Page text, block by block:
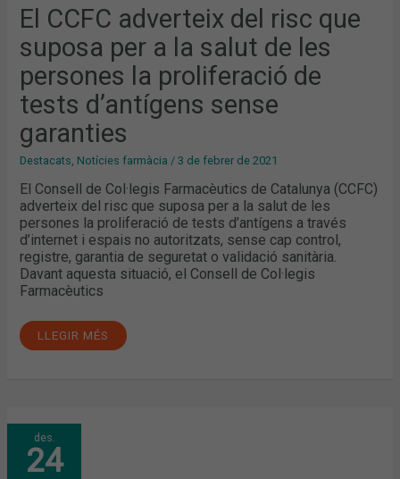
El CCFC adverteix del risc que
suposa per a la salut de les
persones la proliferació de
tests d’antígens sense
garanties
Destacats, Notícies farmàcia /3 de febrer de 2021
El Consell de Col·legis Farmacèutics de Catalunya (CCFC)
adverteix del risc que suposa per a la salut de les
persones la proliferació de tests d’antígens a través
d’internet i espais no autoritzats, sense cap control,
registre, garantia de seguretat o validació sanitària.
Davant aquesta situació, el Consell de Col·legis
Farmacèutics
A
LA
SALUT
DE
LES
PERSONES
LA
PROLIFERACIÓ
DE
TESTS
D’ANTÍGENS
SENSE
LLEGIR MÉS
des.
24
RESPOSTES
A
LES
PREGUNTES
MÉS